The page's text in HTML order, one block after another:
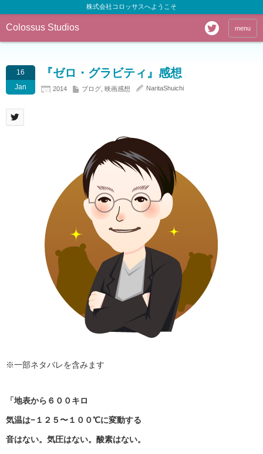
株式会社コロッサスへようこそ
Colossus Studios menu
16
Jan
『ゼロ・グラビティ』感想
2014 ブログ 映画感想 NaritaShuichi
※一部ネタバレを含みます
「地表から６００キロ
気温は−１２５〜１００℃に変動する
音はない。気圧はない。酸素はない。